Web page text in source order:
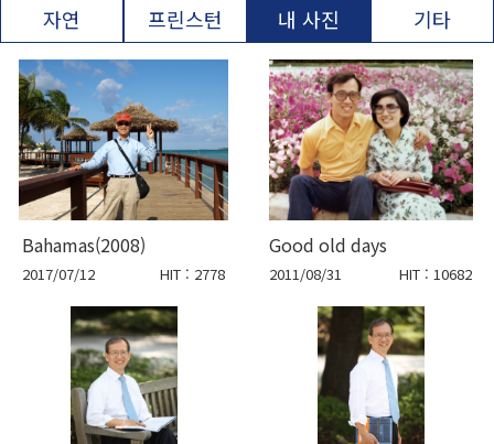
자연
프린스턴 내 사진 기타
Bahamas(2008)
2017/07/12 HIT : 2778
Good old days
2011/08/31 HIT : 10682